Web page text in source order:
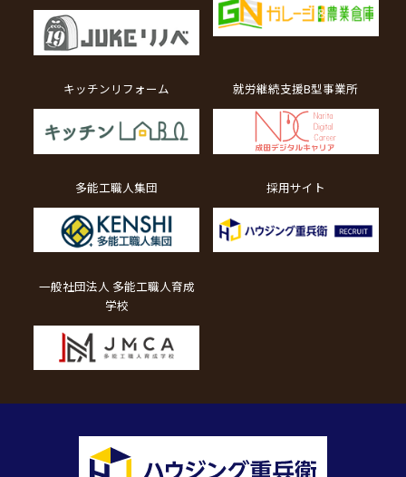
キッチンリフォーム 就労継続支援B型事業所
多能工職人集団 採用サイト
一般社団法人 多能工職人育成
学校